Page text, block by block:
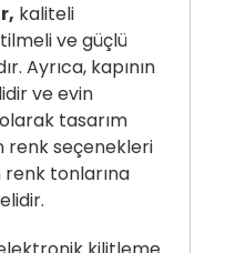
kaliteli
ve güçlü
Ayrıca, kapının
ve evin
tasarım
renk seçenekleri
tonlarına